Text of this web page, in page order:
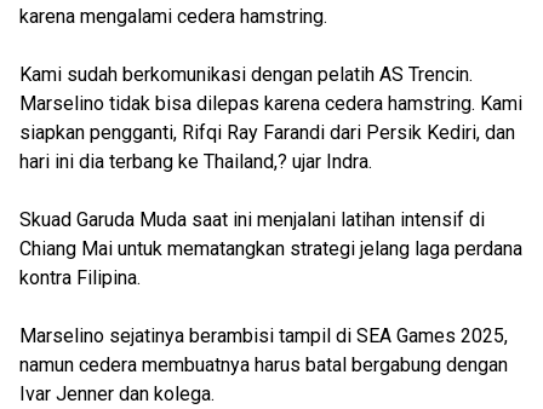
karena mengalami cedera hamstring.
Kami sudah berkomunikasi dengan pelatih AS Trencin.
Marselino tidak bisa dilepas karena cedera hamstring. Kami
siapkan pengganti, Rifqi Ray Farandi dari Persik Kediri, dan
hari ini dia terbang ke Thailand,? ujar Indra.
Skuad Garuda Muda saat ini menjalani latihan intensif di
Chiang Mai untuk mematangkan strategi jelang laga perdana
kontra Filipina.
Marselino sejatinya berambisi tampil di SEA Games 2025,
namun cedera membuatnya harus batal bergabung dengan
Ivar Jenner dan kolega.